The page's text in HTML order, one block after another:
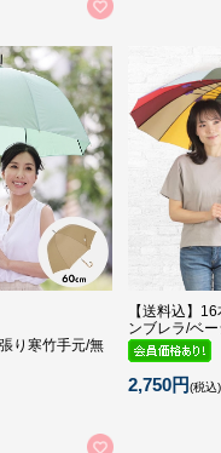
り寒竹手元/無
【送料込】
ンブレラ/ベー
2,750円(税込)